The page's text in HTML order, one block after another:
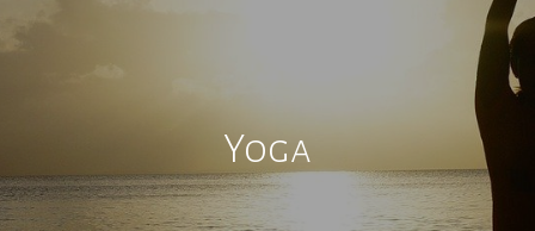
Yoga